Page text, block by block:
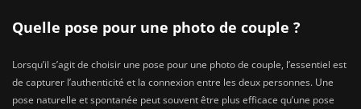
Quelle pose pour une photo de couple ?
Lorsqu’il s’agit de choisir une pose pour une photo de couple, l’essentiel est
de capturer l’authenticité et la connexion entre les deux personnes. Une
pose naturelle et spontanée peut souvent être plus efficace qu’une pose